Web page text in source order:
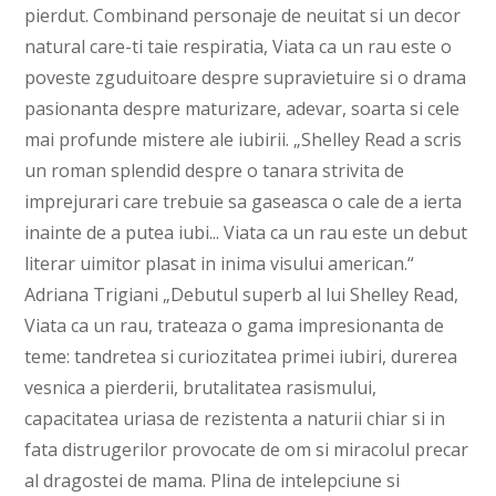
pierdut. Combinand personaje de neuitat si un decor
natural care-ti taie respiratia, Viata ca un rau este o
poveste zguduitoare despre supravietuire si o drama
pasionanta despre maturizare, adevar, soarta si cele
mai profunde mistere ale iubirii. „Shelley Read a scris
un roman splendid despre o tanara strivita de
imprejurari care trebuie sa gaseasca o cale de a ierta
inainte de a putea iubi... Viata ca un rau este un debut
literar uimitor plasat in inima visului american.“
Adriana Trigiani „Debutul superb al lui Shelley Read,
Viata ca un rau, trateaza o gama impresionanta de
teme: tandretea si curiozitatea primei iubiri, durerea
vesnica a pierderii, brutalitatea rasismului,
capacitatea uriasa de rezistenta a naturii chiar si in
fata distrugerilor provocate de om si miracolul precar
al dragostei de mama. Plina de intelepciune si